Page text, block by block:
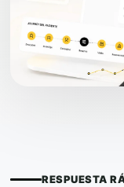
RESPUESTA